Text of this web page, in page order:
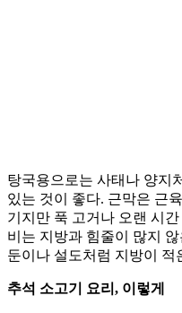
탕국용으로는 사태나 양지
있는 것이 좋다. 근막은 근
기지만 푹 고거나 오랜 시
비는 지방과 힘줄이 많지
둔이나 설도처럼 지방이 적
추석 소고기 요리, 이렇게